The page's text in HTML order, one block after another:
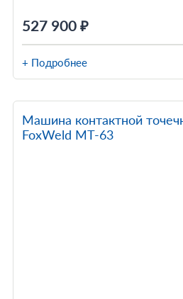
527 900 ₽
+ Подробнее
Машина контактной
FoxWeld МТ-63